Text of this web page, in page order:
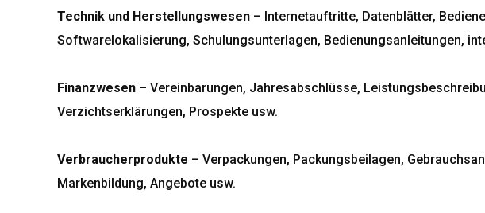
Technik und Herstellungswesen – Internetauftritte, Datenblätter,
Softwarelokalisierung, Schulungsunterlagen, Bedienungsanleitungen,
Finanzwesen – Vereinbarungen, Jahresabschlüsse,
Verzichtserklärungen, Prospekte usw.
Verbraucherprodukte – Verpackungen, Packungsbeilagen,
Markenbildung, Angebote usw.